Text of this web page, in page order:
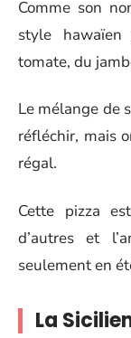
Comme son
style
tomate, du
Le mélange de
réfléchir, mais
régal.
Cette pizza
d’autres et
seulement en
La